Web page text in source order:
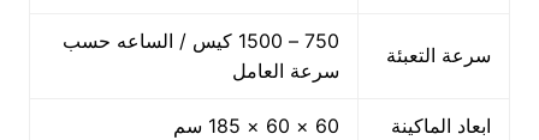
سرعة التعبئة
750 – 1500 كيس / الساعه حسب
سرعة العامل
ابعاد الماكينة 60 × 60 × 185 سم